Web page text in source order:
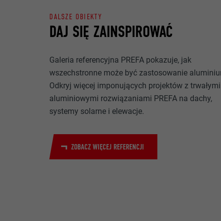
DAJ SIĘ ZAINSPIROWAĆ
DALSZE OBIEKTY
Galeria referencyjna PREFA pokazuje, jak
wszechstronne może być zastosowanie
Odkryj więcej imponujących projektów z trwałymi
aluminiowymi rozwiązaniami PREFA na dachy,
systemy solarne i elewacje.
ZOBACZ WIĘCEJ REFERENCJI
NAZWA
DOSTAWCA
PROCEDURA
CEL
MARKETING I
Pliki cookie
to przez
do treści na
zgody.